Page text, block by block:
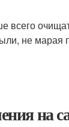
всего
не
на